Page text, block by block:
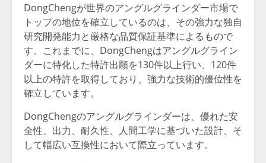
DongChengが世界のアングルグラインダー市場で
トップの地位を確立しているのは、その強力な独自
研究開発能力と厳格な品質保証基準によるもので
す。これまでに、DongChengはアングルグライン
ダーに特化した特許出願を130件以上行い、120件
以上の特許を取得しており、強力な技術的優位性を
確立しています。
DongChengのアングルグラインダーは、優れた安
全性、出力、耐久性、人間工学に基づいた設計、そ
して幅広い互換性において際立っています。